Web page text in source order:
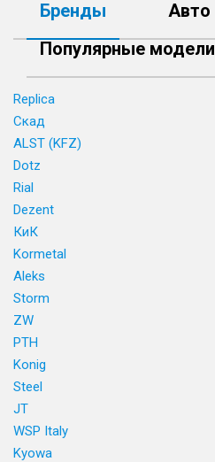
Бренды
Авто
Популярные модели
Replica
Скад
ALST (KFZ)
Dotz
Rial
Dezent
КиК
Kormetal
Aleks
Storm
ZW
PTH
Konig
Steel
JT
WSP Italy
Kyowa